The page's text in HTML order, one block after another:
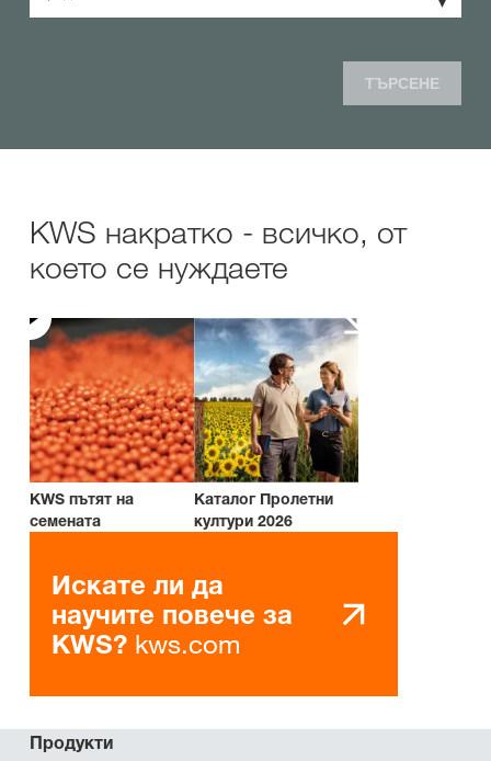
ТЪРСЕНЕ
KWS накратко - всичко, от
което се нуждаете
KWS пътят на
семената
Каталог Пролетни
култури 2026
Искате ли да
научите повече за
KWS? kws.com
Продукти